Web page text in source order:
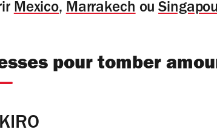
Mexico, Marrakech ou
pour tomber